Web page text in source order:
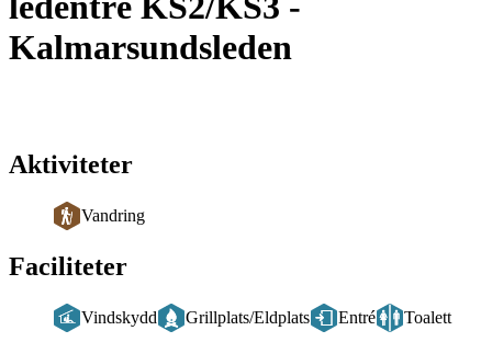
Kalmarsundsleden
Aktiviteter
Vandring
Faciliteter
Vindskydd Grillplats/Eldplats Entré Toalett